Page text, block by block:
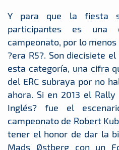
Y para que la fiesta
participantes es
campeonato, por lo
?era R5?. Son diecisiete
esta categoría, una cifra
del ERC subraya por no
ahora. Si en 2013 el
Inglés? fue el
campeonato de Robert
tener el honor de dar la
Mads Østberg con un